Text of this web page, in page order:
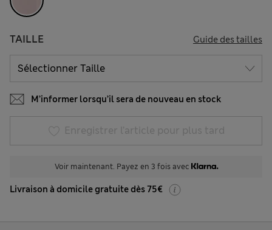
TAILLE Guide des tailles
M’informer lorsqu’il sera de nouveau en stock
Enregistrer l’article pour plus tard
Voir maintenant. Payez en 3 fois avec
Livraison à domicile gratuite dès 75€